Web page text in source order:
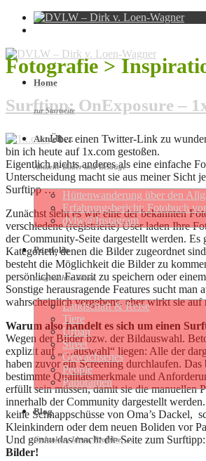
Home
zur Startseite
Aktuell …
Aktuelle Bilder und Beiträge
Hütten­wan­de­rung über den
Erfahrungs­be­richt: Foto­buch
dvlw@Instagram
Portfolio
ausgewählte Bilder
Landschaft & Reise
Tiere
Urban
Street
Gewachsenes
People
Panoramen
Blog
Gedanken, Ideen, Projekte, …
Fotografie >
Surftipp: OnExposure –
Über einen Twitter-Link zu
bin ich heute auf 1x.com gestoßen.
Eigentlich nichts anderes als eine einfache
Unterscheidung macht sie aus meiner Sicht
Surftipp …
Zunächst sieht es wie eine der bekannten
verschiedene (registrierte) User laden Ihre
der Community-Seite dargestellt werden. Es
Kategorien, denen die Bilder zugeordnet
besteht die Möglichkeit die Bilder zu
persönlichen Favorit zu speichern oder
Sonstige herausragende Features sucht man
wahrscheinlich vergebens, eher wirkt sie auf
Warum also handelt es sich um einen
Wegen der Bilder bzw. der Bildauswahl.
explizit auf „…auswahl“ liegen: Alle der
haben zuvor ein Screening durchlaufen. Das
bestimmte Qualitätsmerkmale und
erfüllt sein müssen, damit sie die manuellen
innerhalb der Community dargestellt
keine Schnappschüsse von Oma’s Dackel,
Kleinkindern oder dem neuen Boliden vor
Und genau das macht die Seite zum Surftipp:
Bilder!